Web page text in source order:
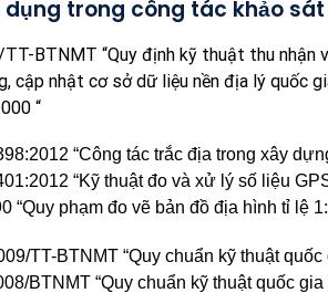
dụng trong công tác khảo
“Quy định kỹ thuật thu nhận
cập nhật cơ sở dữ liệu nền địa lý quốc
“
“Công tác trắc địa trong xây
“Kỹ thuật đo và xử lý số liệu
“Quy phạm đo vẽ bản đồ địa hình tỉ lệ
TT-BTNMT “Quy chuẩn kỹ thuật
BTNMT “Quy chuẩn kỹ thuật quốc